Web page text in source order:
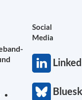
Social
Media